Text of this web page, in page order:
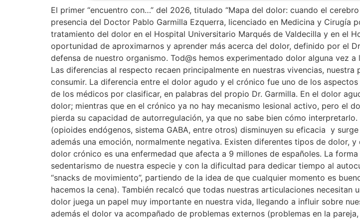
El primer “encuentro con…” del 2026, titulado “Mapa del dolor: cuando el
presencia del Doctor Pablo Garmilla Ezquerra, licenciado en Medicina y Cirugía
tratamiento del dolor en el Hospital Universitario Marqués de Valdecilla y en el
oportunidad de aproximarnos y aprender más acerca del dolor, definido por el
defensa de nuestro organismo. Tod@s hemos experimentado dolor alguna vez
Las diferencias al respecto recaen principalmente en nuestras vivencias,
consumir. La diferencia entre el dolor agudo y el crónico fue uno de los
de los médicos por clasificar, en palabras del propio Dr. Garmilla. En el dolor
dolor; mientras que en el crónico ya no hay mecanismo lesional activo, pero el
pierda su capacidad de autorregulación, ya que no sabe bien cómo
(opioides endógenos, sistema GABA, entre otros) disminuyen su eficacia y
además una emoción, normalmente negativa. Existen diferentes tipos de dolor,
dolor crónico es una enfermedad que afecta a 9 millones de españoles. La
sedentarismo de nuestra especie y con la dificultad para dedicar tiempo al
“snacks de movimiento”, partiendo de la idea de que cualquier momento es
hacemos la cena). También recalcó que todas nuestras articulaciones
dolor juega un papel muy importante en nuestra vida, llegando a influir sobre
además el dolor va acompañado de problemas externos (problemas en la